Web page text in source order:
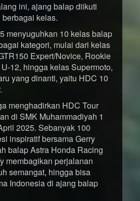
ini, ajang balap diikuti
kelas.
menyuguhkan 10 kelas balap
kategori, mulai dari kelas
Expert/Novice, Rookie
12, hingga kelas Supermoto,
yang dinanti, yaitu HDC 10
menghadirkan HDC Tour
di SMK Muhammadiyah 1
2025. Sebanyak 100
inspiratif bersama Gerry
balap Astra Honda Racing
membagikan perjalanan
semangat, hingga bisa
Indonesia di ajang balap